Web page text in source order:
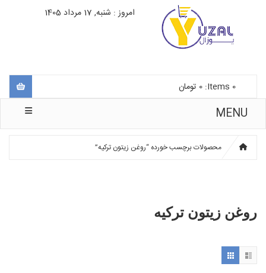
امروز : شنبه, 17 مرداد 1405
0
Items:
0 تومان
MENU
محصولات برچسب خورده “روغن زیتون ترکیه”
روغن زیتون ترکیه